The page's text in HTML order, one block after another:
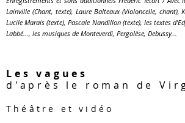
Lainville (Chant, texte), Laure Balteaux (Violoncelle, chant),
Lucile Marais (texte), Pascale Nandillon (texte), les textes
Labbé..., les musiques de Monteverdi, Pergolèse, Debussy...
Les vagues
d'après le roman de
Théâtre et vidéo